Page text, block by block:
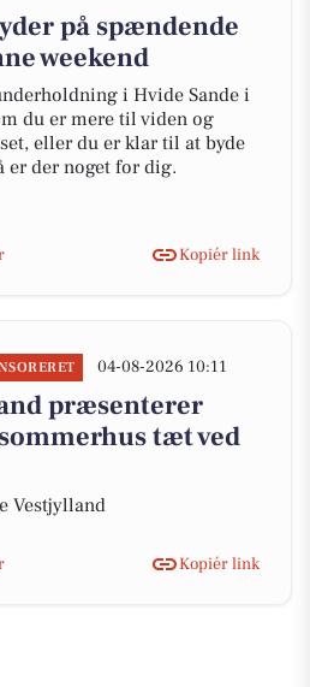
på spændende
weekend
i Hvide Sande i
du er mere til viden og
eller du er klar til at byde
er der noget for dig.
Kopiér link
04-08-2026 10:11
præsenterer
tæt ved
Vestjylland
Kopiér link